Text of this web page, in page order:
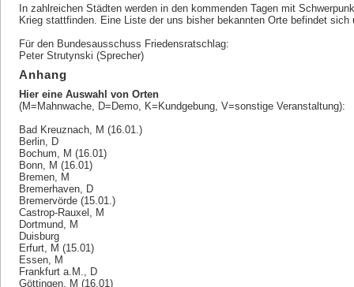
In zahlreichen Städten werden in den kommenden Tagen mit
Krieg stattfinden. Eine Liste der uns bisher bekannten Orte befindet sich
Für den Bundesausschuss Friedensratschlag:
Peter Strutynski (Sprecher)
Anhang
Hier eine Auswahl von Orten
(M=Mahnwache, D=Demo, K=Kundgebung, V=sonstige Veranstaltung):
Bad Kreuznach, M (16.01.)
Berlin, D
Bochum, M (16.01)
Bonn, M (16.01)
Bremen, M
Bremerhaven, D
Bremervörde (15.01.)
Castrop-Rauxel, M
Dortmund, M
Duisburg
Erfurt, M (15.01)
Essen, M
Frankfurt a.M., D
Göttingen, M (16.01)